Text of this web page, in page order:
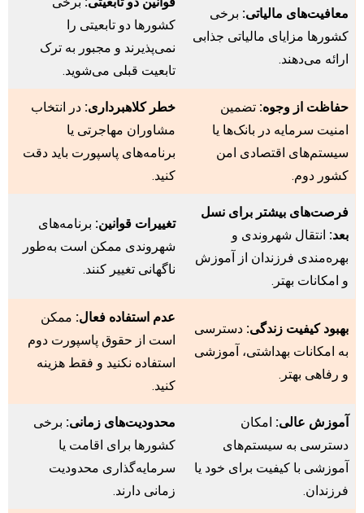
معافیت‌های مالیاتی: برخی
کشورها مزایای مالیاتی جذابی
ارائه می‌دهند.
کشورها دو تابعیتی را
نمی‌پذیرند و مجبور به ترک
تابعیت قبلی می‌شوید.
حفاظت از وجوه: تضمین
امنیت سرمایه در بانک‌ها یا
سیستم‌های اقتصادی امن
کشور دوم.
خطر کلاهبرداری: در انتخاب
مشاوران مهاجرتی یا
برنامه‌های پاسپورت باید دقت
کنید.
فرصت‌های بیشتر برای نسل
بعد: انتقال شهروندی و
بهره‌مندی فرزندان از آموزش
و امکانات بهتر.
تغییرات قوانین: برنامه‌های
شهروندی ممکن است به‌طور
ناگهانی تغییر کنند.
بهبود کیفیت زندگی: دسترسی
به امکانات بهداشتی، آموزشی
و رفاهی بهتر.
عدم استفاده فعال: ممکن
است از حقوق پاسپورت دوم
استفاده نکنید و فقط هزینه
کنید.
آموزش عالی: امکان
دسترسی به سیستم‌های
آموزشی با کیفیت برای خود یا
فرزندان.
محدودیت‌های زمانی: برخی
کشورها برای اقامت یا
سرمایه‌گذاری محدودیت
زمانی دارند.